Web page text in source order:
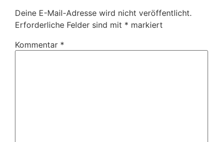
Deine E-Mail-Adresse wird nicht veröffentlicht.
Erforderliche Felder sind mit * markiert
Kommentar *